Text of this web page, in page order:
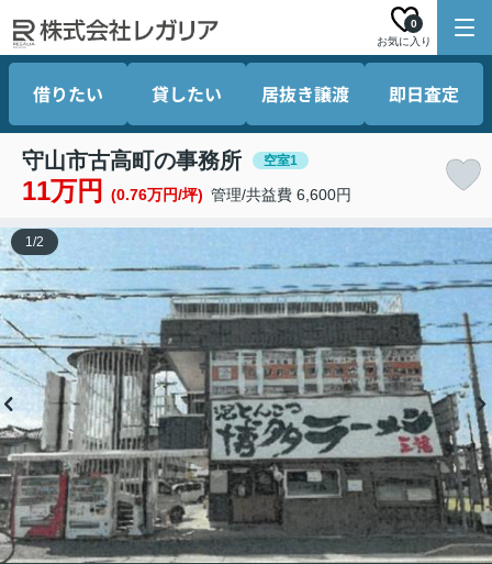
お気に入り
0
借りたい 貸したい 居抜き譲渡 即日査定
守山市古高町の事務所 空室1
11万円 (0.76万円/坪) 管理/共益費 6,600円
1 /2